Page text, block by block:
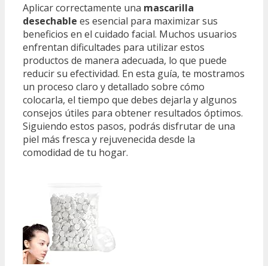
Aplicar correctamente una mascarilla
desechable es esencial para maximizar sus
beneficios en el cuidado facial. Muchos usuarios
enfrentan dificultades para utilizar estos
productos de manera adecuada, lo que puede
reducir su efectividad. En esta guía, te mostramos
un proceso claro y detallado sobre cómo
colocarla, el tiempo que debes dejarla y algunos
consejos útiles para obtener resultados óptimos.
Siguiendo estos pasos, podrás disfrutar de una
piel más fresca y rejuvenecida desde la
comodidad de tu hogar.